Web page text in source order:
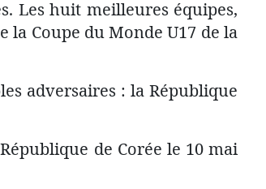
Les huit meilleures équipes,
Coupe du Monde U17 de la
adversaires : la République
de Corée le 10 mai